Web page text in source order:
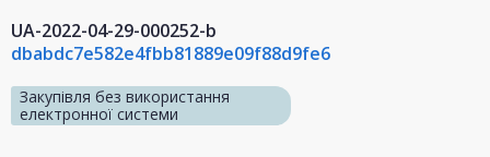
UA-2022-04-29-000252-b
dbabdc7e582e4fbb81889e09f88d9fe6
Закупівля без використання
електронної системи